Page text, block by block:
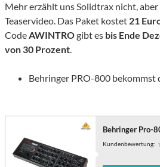
Mehr erzählt uns Solidtrax nicht,
Teaservideo. Das Paket kostet 21
CodeAWINTROgibt es bis Ende
von 30 Prozent.
Behringer PRO-800 bekommst
Behringer Pro-
Kundenbewertung: